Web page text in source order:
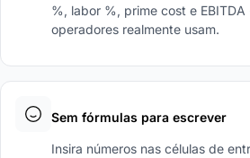
%, labor %, prime cost e
operadores realmente usam.
Sem fórmulas para escrever
Insira números nas células de